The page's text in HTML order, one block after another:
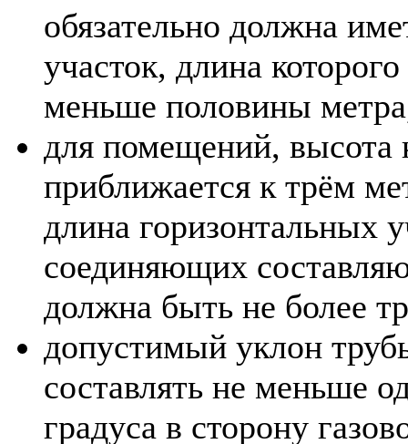
обязательно должна
участок, длина
меньше половины
для помещений, высота
приближается к трём
длина горизонтальных
соединяющих
должна быть не более
допустимый уклон
составлять не меньше
градуса в сторону